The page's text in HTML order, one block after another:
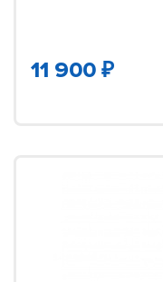
11 900 ₽